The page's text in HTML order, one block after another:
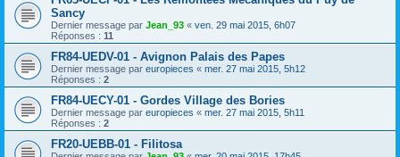
Sancy
Dernier message par Jean_93 « ven. 29 mai 2015, 6h07
Réponses : 11
FR84-UEDV-01 - Avignon Palais des Papes
Dernier message par europieces « mer. 27 mai 2015, 5h12
Réponses : 2
FR84-UECY-01 - Gordes Village des Bories
Dernier message par europieces « mer. 27 mai 2015, 5h11
Réponses : 2
FR20-UEBB-01 - Filitosa